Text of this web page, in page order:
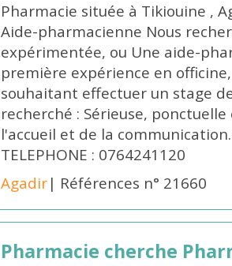
Pharmacie située à Tikiouine ,
Aide-pharmacienne Nous
expérimentée, ou Une aide-
première expérience en
souhaitant effectuer un stage
recherché : Sérieuse,
l'accueil et de la
TELEPHONE : 0764241120
Agadir| Références n° 21660
Pharmacie cherche